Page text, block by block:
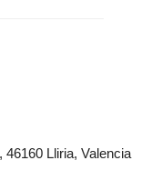
Lliria, Valencia